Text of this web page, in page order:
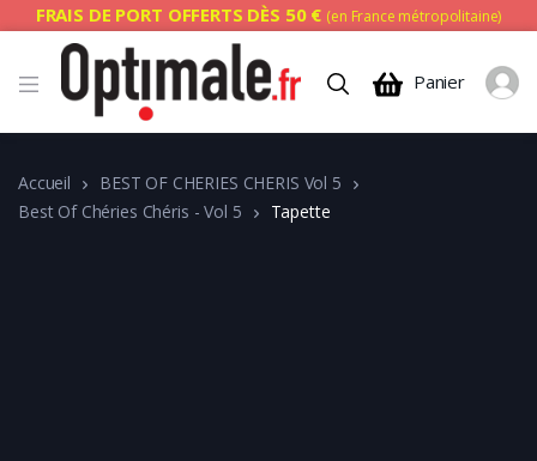
FRAIS DE PORT OFFERTS DÈS 50 € (en France métropolitaine)
Panier
Accueil
BEST OF CHERIES CHERIS Vol 5
Best Of Chéries Chéris - Vol 5
Tapette